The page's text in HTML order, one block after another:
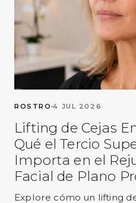
ROSTRO 4 JUL 2026
Lifting de Cejas
Qué el Tercio
Importa en el
Facial de Plano
Explore cómo un lifting